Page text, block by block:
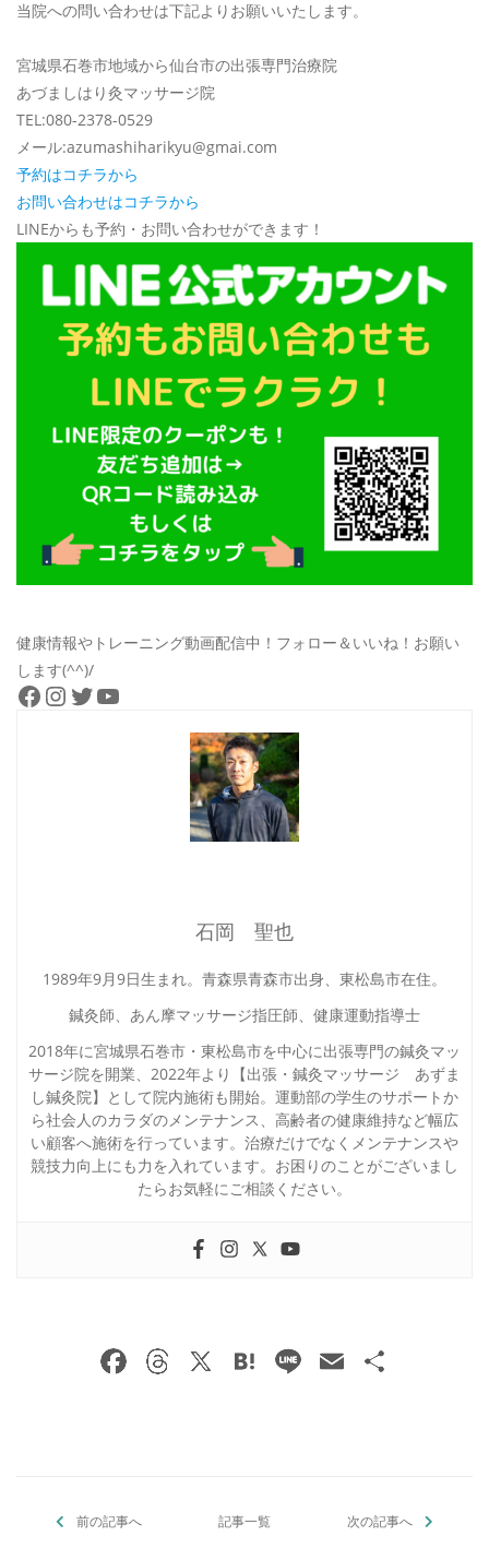
当院への問い合わせは下記よりお願いいたします。
宮城県石巻市地域から仙台市の出張専門治療院
あづましはり灸マッサージ院
TEL:080-2378-0529
メール:azumashiharikyu@gmai.com
予約はコチラから
お問い合わせはコチラから
LINEからも予約・お問い合わせができます！
健康情報やトレーニング動画配信中！フォロー＆いいね！お願い
します(^^)/
Facebook
Instagram
Twitter
YouTube
石岡 聖也
1989年9月9日生まれ。青森県青森市出身、東松島市在住。
鍼灸師、あん摩マッサージ指圧師、健康運動指導士
2018年に宮城県石巻市・東松島市を中心に出張専門の鍼灸マッ
サージ院を開業、2022年より【出張・鍼灸マッサージ あずま
し鍼灸院】として院内施術も開始。運動部の学生のサポートか
ら社会人のカラダのメンテナンス、高齢者の健康維持など幅広
い顧客へ施術を行っています。治療だけでなくメンテナンスや
競技力向上にも力を入れています。お困りのことがございまし
たらお気軽にご相談ください。
F
o
T X H Li E
前の記事へ 記事一覧 次の記事へ